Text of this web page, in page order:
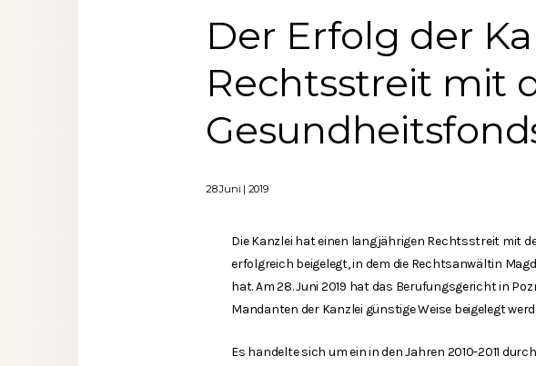
Der Erfolg der
Rechtsstreit mit
28 Juni | 2019
Die Kanzlei hat einen langjährigen Rechtsstreit mit
erfolgreich beigelegt, in dem die Rechtsanwältin
hat. Am 28. Juni 2019 hat das Berufungsgericht in
Mandanten der Kanzlei günstige Weise beigelegt
Es handelte sich um ein in den Jahren 2010-2011